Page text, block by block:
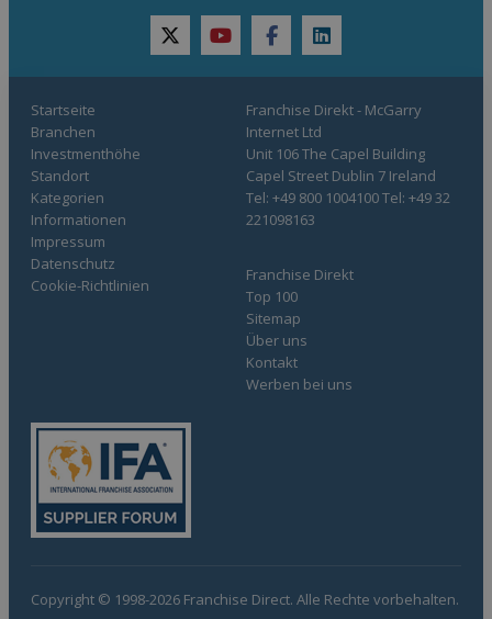
twitteryoutubefacebooklinkedin
Startseite
Branchen
Investmenthöhe
Standort
Kategorien
Informationen
Franchise Direkt
Top 100
Sitemap
Über uns
Kontakt
Werben bei uns
Impressum
Datenschutz
Cookie-Richtlinien
Franchise Direkt - McGarry
Internet Ltd
Unit 106 The Capel Building
Capel Street Dublin 7 Ireland
Tel: +49 800 1004100 Tel: +49 32
221098163
Copyright © 1998-2026 Franchise Direct. Alle Rechte vorbehalten.